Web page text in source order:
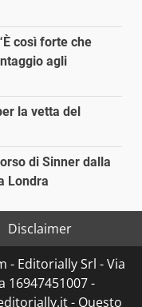
così forte che
agli
la vetta del
di Sinner dalla
Londra
Disclaimer
- Editorially Srl - Via
16947451007 -
- Questo